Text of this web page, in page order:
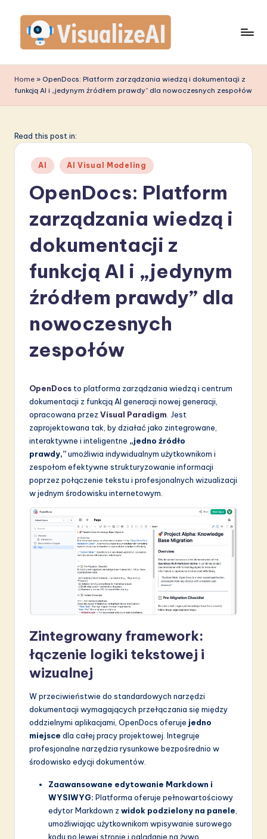
content
is
u
li
A
in
A
w
o
Home » OpenDocs: Platform zarządzania wiedzą i dokumentacji z
funkcją AI i „jedynym źródłem prawdy” dla nowoczesnych zespołów
Read this post in:
Posted
in
AI AI Visual Modeling
OpenDocs: Platform
zarządzania wiedzą i
dokumentacji z
funkcją AI i „jedynym
źródłem prawdy” dla
nowoczesnych
zespołów
OpenDocs to platforma zarządzania wiedzą i centrum
dokumentacji z funkcją AI generacji nowej generacji,
opracowana przez Visual Paradigm . Jest
zaprojektowana tak, by działać jako zintegrowane,
interaktywne i inteligentne „jedno źródło
prawdy,”umożliwia indywidualnym użytkownikom i
zespołom efektywne strukturyzowanie informacji
poprzez połączenie tekstu i profesjonalnych wizualizacji
w jednym środowisku internetowym.
Zintegrowany framework:
łączenie logiki tekstowej i
wizualnej
W przeciwieństwie do standardowych narzędzi
dokumentacji wymagających przełączania się między
oddzielnymi aplikacjami, OpenDocs oferuje jedno
miejsce dla całej pracy projektowej. Integruje
profesjonalne narzędzia rysunkowe bezpośrednio w
środowisko edycji dokumentów.
Zaawansowane edytowanie Markdown i
WYSIWYG: Platforma oferuje pełnowartościowy
edytor Markdown z widok podzielony na panele
umożliwiając użytkownikom wpisywanie surowego
kodu po lewej stronie i oglądanie na żywo